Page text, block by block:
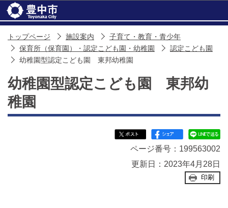
トップページ 施設案内
子育て・教育・青少年
保育所（保育園）・認定こども園・幼稚園
認定こども園
幼稚園型認定こども園 東邦幼稚園
幼稚園型認定こども園 東邦幼
稚園
ページ番号：199563002
更新日：2023年4月28日
印刷